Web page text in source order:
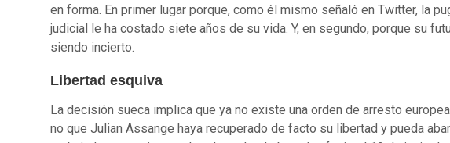
en forma. En primer lugar porque, como él mismo señaló en Twitter, la
judicial le ha costado siete años de su vida. Y, en segundo, porque su
siendo incierto.
Libertad esquiva
La decisión sueca implica que ya no existe una orden de arresto
no que Julian Assange haya recuperado de facto su libertad y pueda